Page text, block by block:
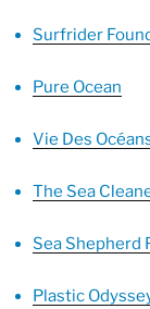
Surfrider
Pure Ocean
Vie Des
The Sea
Sea Shepherd
Plastic